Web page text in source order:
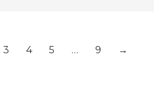
3 4 5 … 9 →